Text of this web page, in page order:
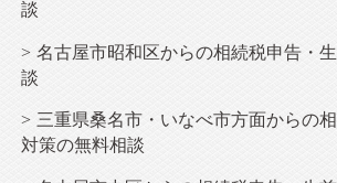
談
名古屋市昭和区からの相続税申告・
談
三重県桑名市・いなべ市方面からの
対策の無料相談